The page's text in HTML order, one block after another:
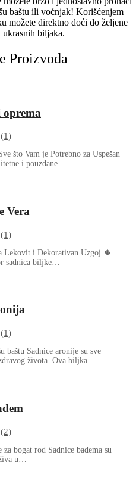
baštu ili voćnjak! Korišćenjem
možete direktno doći do željene
ukrasnih biljaka.
Proizvoda
(1)
što Vam je Potrebno za Uspešan
i pouzdane…
Vera
(1)
Lekovit i Dekorativan Uzgoj 🌵
sadnica biljke…
(1)
baštu Sadnice aronije su sve
života. Ova biljka…
(2)
bogat rod Sadnice badema su
u…